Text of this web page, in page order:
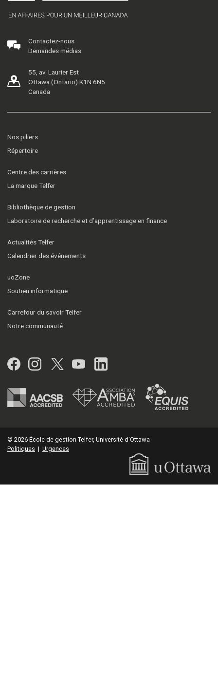
Contactez-nous
Demandes médias
55, av. Laurier Est
Ottawa (Ontario) K1N 6N5
Canada
Nos piliers
Répertoire
Centre des carrières
La marque Telfer
Bibliothèque de gestion
Laboratoire de recherche et d’apprentissage en finance
Actualités Telfer
Calendrier des événements
uoZone
Soutien informatique
Carrefour du savoir Telfer
Notre communauté
Facebook
Instagram
Twitter
YouTubeLinkedIn
© 2026 École de gestion Telfer, Université d'Ottawa
Politiques | Urgences